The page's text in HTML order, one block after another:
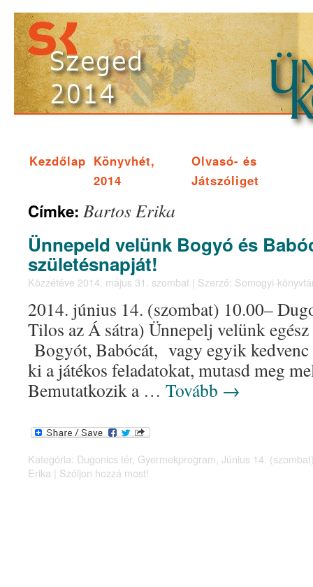
Kezdőlap Könyvhét,
2014
Olvasó- és
Játszóliget
Címke: Bartos Erika
Ünnepeld velünk Bogyó és
születésnapját!
Közzétéve 2014. május 31. szombat | Szerző: Somogyi-
2014. június 14. (szombat) 10.00–
Tilos az Á sátra) Ünnepelj velünk
Bogyót, Babócát, vagy egyik
ki a játékos feladatokat, mutasd meg
Bemutatkozik a … Tovább →
Kategória: Dugonics tér, Gyermekprogram, Június 14.
Erika | Szóljon hozzá most!